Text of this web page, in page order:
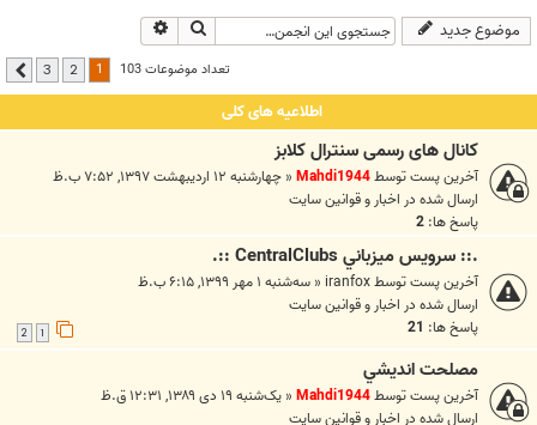
موضوع جدید جستجو
تعداد موضوعات 103 2
3 بعدی
اطلاعیه های کلی
کانال های رسمی سنترال کلابز
آخرین پست توسطMahdi1944
« چهارشنبه ۱۲ اردیبهشت ۱۳۹۷, ۷:۵۲ ب.ظ
ارسال شده در اخبار و قوانين سايت
پاسخ ها: 2
.:: سرويس ميزباني CentralClubs ::.
آخرین پست توسطiranfox
« سه‌شنبه ۱ مهر ۱۳۹۹, ۶:۱۵ ب.ظ
ارسال شده در اخبار و قوانين سايت
پاسخ ها: 21
مصلحت انديشي
آخرین پست توسطMahdi1944
« یک‌شنبه ۱۹ دی ۱۳۸۹, ۱۲:۳۱ ق.ظ
ارسال شده در اخبار و قوانين سايت